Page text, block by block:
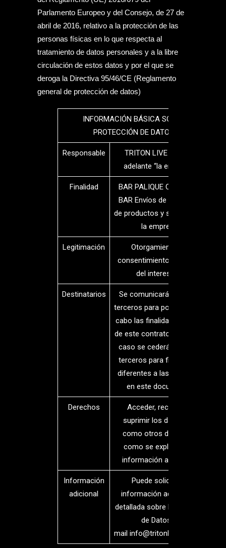
Parlamento Europeo y del Consejo, de 27 de
abril de 2016, relativo a la protección de las
personas físicas en lo que respecta al
tratamiento de datos personales y a la libre
circulación de estos datos y por el que se
deroga la Directiva 95/46/CE (Reglamento
general de protección de datos)
INFORMACIÓN BÁSICA SOBRE
PROTECCIÓN DE DATOS
Responsable
TRITON LIVE FUN, en
adelante “la empresa”
Finalidad
BAR PALIQUE COLOQUIO
BAR Envíos de publicidad
de productos y servicios de
la empresa
Legitimación
Otorgamiento del
consentimiento por parte
del interesado
Destinatarios
Se comunicarán datos a
terceros para poder llevar a
cabo las finalidades objeto
de este contrato. En ningún
caso se cederán datos a
terceros para finalidades
diferentes a las descritas
en este documento.
Derechos
Acceder, rectificar y
suprimir los datos, así
como otros derechos,
como se explica en la
información adicional.
Información
adicional
Puede solicitar la
información adicional y
detallada sobre Protección
de Datos al
mail info@tritonlivefun.com